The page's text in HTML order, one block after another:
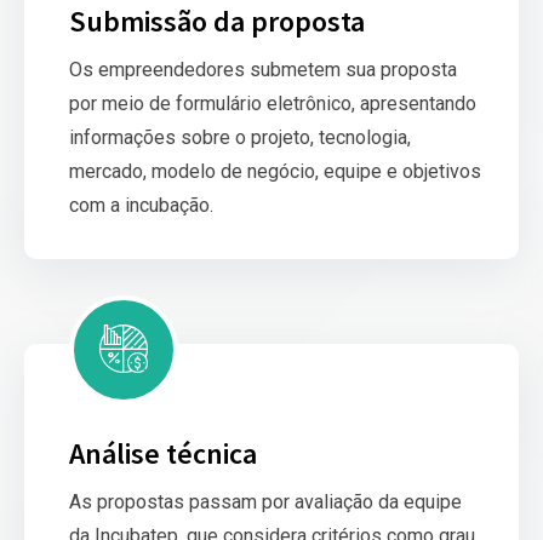
Submissão da proposta
Os empreendedores submetem sua proposta
por meio de formulário eletrônico, apresentando
informações sobre o projeto, tecnologia,
mercado, modelo de negócio, equipe e objetivos
com a incubação.
Análise técnica
As propostas passam por avaliação da equipe